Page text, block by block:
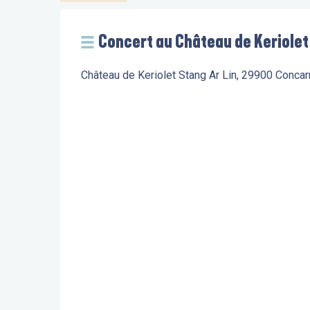
Concert au Château de Keriolet
Château de Keriolet Stang Ar Lin, 29900